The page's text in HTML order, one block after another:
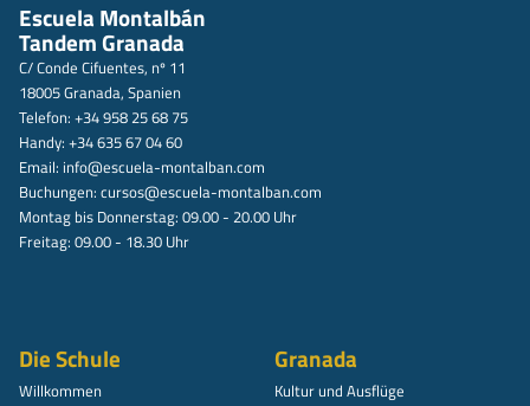
Escuela Montalbán
Tandem Granada
C/ Conde Cifuentes, nº 11
18005 Granada, Spanien
Telefon: +34 958 25 68 75
Handy: +34 635 67 04 60
Email: info@escuela-montalban.com
Buchungen: cursos@escuela-montalban.com
Montag bis Donnerstag: 09.00 - 20.00 Uhr
Freitag: 09.00 - 18.30 Uhr
Die Schule
Willkommen
Granada
Kultur und Ausflüge